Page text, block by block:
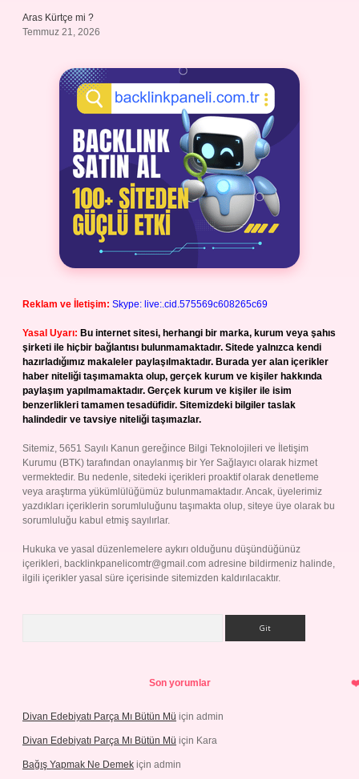
Aras Kürtçe mi ?
Temmuz 21, 2026
Reklam ve İletişim: Skype: live:.cid.575569c608265c69
Yasal Uyarı: Bu internet sitesi, herhangi bir marka, kurum veya şahıs
şirketi ile hiçbir bağlantısı bulunmamaktadır. Sitede yalnızca kendi
hazırladığımız makaleler paylaşılmaktadır. Burada yer alan içerikler
haber niteliği taşımamakta olup, gerçek kurum ve kişiler hakkında
paylaşım yapılmamaktadır. Gerçek kurum ve kişiler ile isim
benzerlikleri tamamen tesadüfidir. Sitemizdeki bilgiler taslak
halindedir ve tavsiye niteliği taşımazlar.
Sitemiz, 5651 Sayılı Kanun gereğince Bilgi Teknolojileri ve İletişim
Kurumu (BTK) tarafından onaylanmış bir Yer Sağlayıcı olarak hizmet
vermektedir. Bu nedenle, sitedeki içerikleri proaktif olarak denetleme
veya araştırma yükümlülüğümüz bulunmamaktadır. Ancak, üyelerimiz
yazdıkları içeriklerin sorumluluğunu taşımakta olup, siteye üye olarak bu
sorumluluğu kabul etmiş sayılırlar.
Hukuka ve yasal düzenlemelere aykırı olduğunu düşündüğünüz
içerikleri, backlinkpanelicomtr@gmail.com adresine bildirmeniz halinde,
ilgili içerikler yasal süre içerisinde sitemizden kaldırılacaktır.
Son yorumlar
Divan Edebiyatı Parça Mı Bütün Mü için admin
Divan Edebiyatı Parça Mı Bütün Mü için Kara
Bağış Yapmak Ne Demek için admin